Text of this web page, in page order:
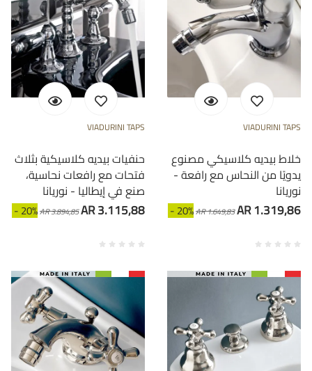
VIADURINI TAPS
حنفيات بيديه كلاسيكية بثلاث
فتحات مع رافعات نحاسية،
صنع في إيطاليا - نوريانا
- 20%AR 3.894,85AR 3.115,88
VIADURINI TAPS
خلاط بيديه كلاسيكي مصنوع
يدويًا من النحاس مع رافعة -
نوريانا
- 20%AR 1.649,83AR 1.319,86